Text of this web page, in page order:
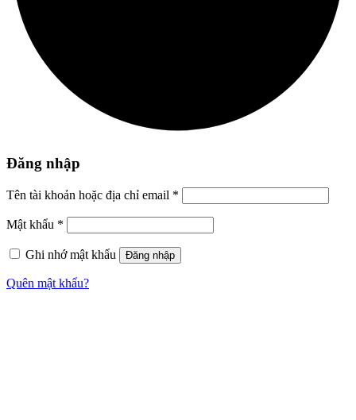
Đăng nhập
Tên tài khoản hoặc địa chỉ email *
Mật khẩu *
Ghi nhớ mật khẩu Đăng nhập
Quên mật khẩu?